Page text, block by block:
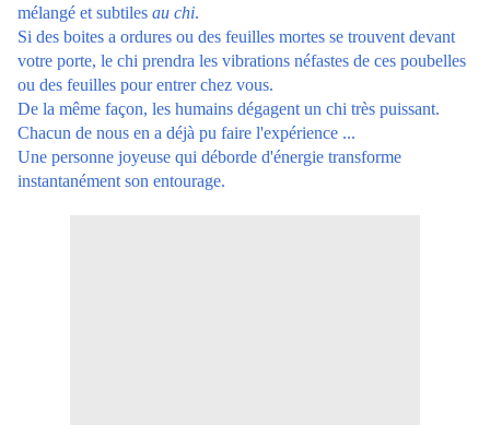
mélangé et subtiles au chi.
Si des boites a ordures ou des feuilles mortes se trouvent devant
votre porte, le chi prendra les vibrations néfastes de ces poubelles
ou des feuilles pour entrer chez vous.
De la même façon, les humains dégagent un chi très puissant.
Chacun de nous en a déjà pu faire l'expérience ...
Une personne joyeuse qui déborde d'énergie transforme
instantanément son entourage.